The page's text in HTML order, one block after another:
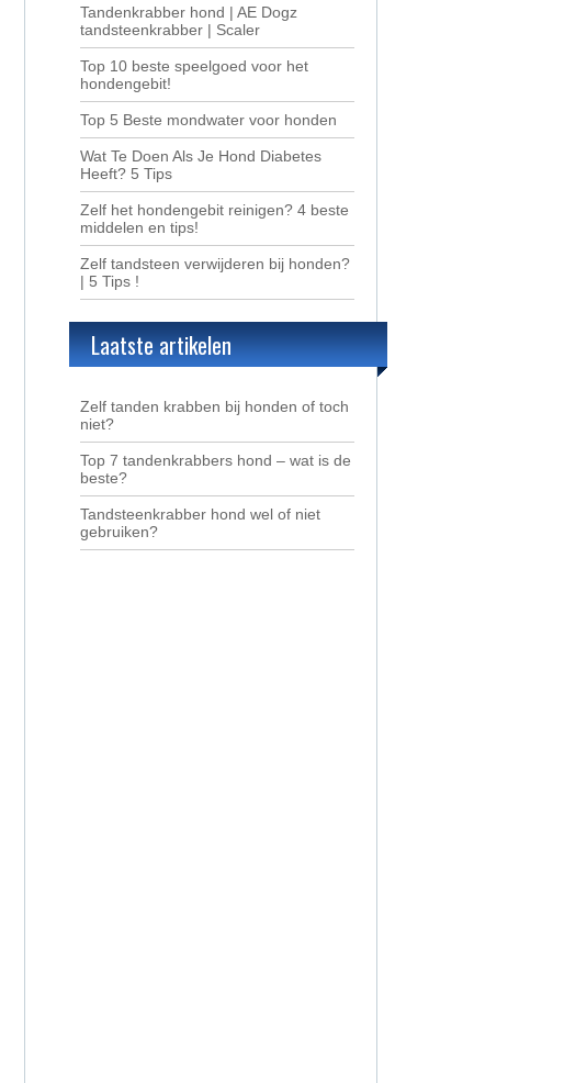
Tandenkrabber hond | AE Dogz
tandsteenkrabber | Scaler
Top 10 beste speelgoed voor het
hondengebit!
Top 5 Beste mondwater voor honden
Wat Te Doen Als Je Hond Diabetes
Heeft? 5 Tips
Zelf het hondengebit reinigen? 4 beste
middelen en tips!
Zelf tandsteen verwijderen bij honden?
| 5 Tips !
Laatste artikelen
Zelf tanden krabben bij honden of toch
niet?
Top 7 tandenkrabbers hond – wat is de
beste?
Tandsteenkrabber hond wel of niet
gebruiken?